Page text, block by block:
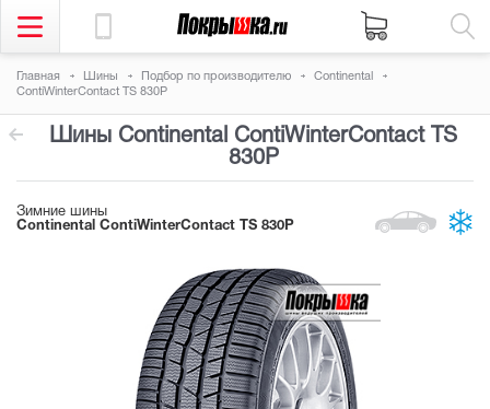
Главная Шины Подбор по производителю
Continental
ContiWinterContact TS 830P
Шины Continental ContiWinterContact TS
830P
Зимние шины
Continental ContiWinterContact TS 830P